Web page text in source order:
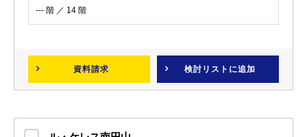
--- 階 ／ 14 階
資料請求 検討リスト に追加